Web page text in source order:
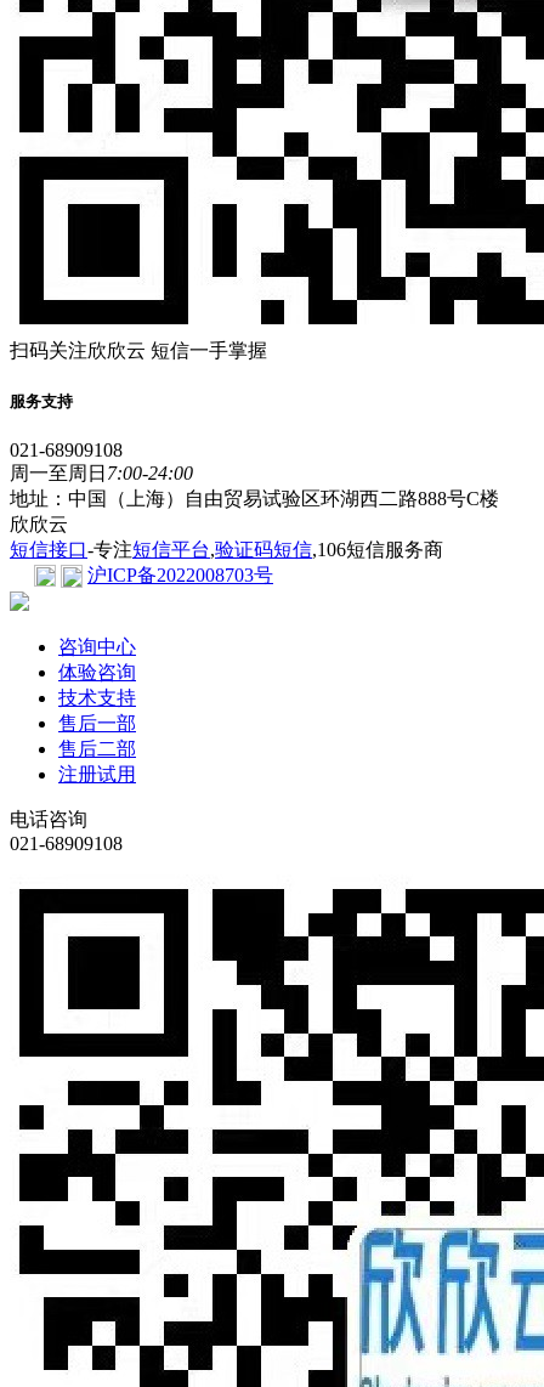
扫码关注欣欣云 短信一手掌握
服务支持
021-68909108
周一至周日 7:00-24:00
地址：中国（上海）自由贸易试验区环湖西二路888号C楼
欣欣云
短信接口-专注短信平台,验证码短信,106短信服务商
沪ICP备2022008703号
咨询中心
体验咨询
技术支持
售后一部
售后二部
注册试用
电话咨询
021-68909108